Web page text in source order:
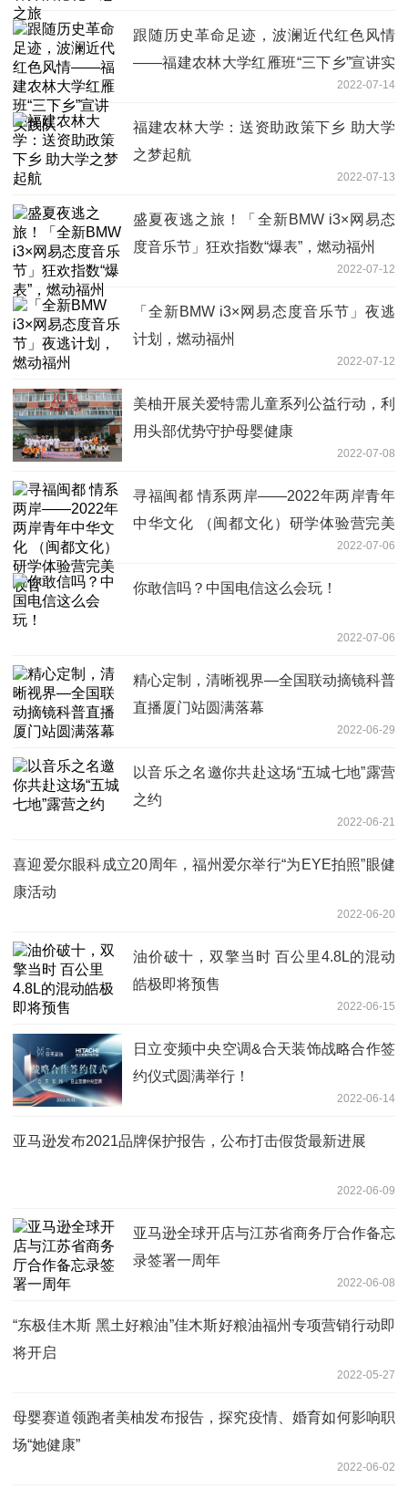
跟随历史革命足迹，波澜近代红色风情
——福建农林大学红雁班“三下乡”宣讲实
2022-07-14
福建农林大学：送资助政策下乡 助大学
之梦起航
2022-07-13
盛夏夜逃之旅！「全新BMW i3×网易态
度音乐节」狂欢指数“爆表”，燃动福州
2022-07-12
「全新BMW i3×网易态度音乐节」夜逃
计划，燃动福州
2022-07-12
美柚开展关爱特需儿童系列公益行动，利
用头部优势守护母婴健康
2022-07-08
寻福闽都 情系两岸——2022年两岸青年
中华文化 （闽都文化）研学体验营完美
2022-07-06
你敢信吗？中国电信这么会玩！
2022-07-06
精心定制，清晰视界—全国联动摘镜科普
直播厦门站圆满落幕
2022-06-29
以音乐之名邀你共赴这场“五城七地”露营
之约
2022-06-21
喜迎爱尔眼科成立20周年，福州爱尔举行“为EYE拍照”眼健
康活动
2022-06-20
油价破十，双擎当时 百公里4.8L的混动
皓极即将预售
2022-06-15
日立变频中央空调&合天装饰战略合作签
约仪式圆满举行！
2022-06-14
亚马逊发布2021品牌保护报告，公布打击假货最新进展
2022-06-09
亚马逊全球开店与江苏省商务厅合作备忘
录签署一周年
2022-06-08
“东极佳木斯 黑土好粮油”佳木斯好粮油福州专项营销行动即
将开启
2022-05-27
母婴赛道领跑者美柚发布报告，探究疫情、婚育如何影响职
场“她健康”
2022-06-02